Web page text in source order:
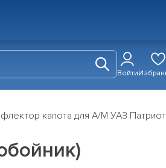
Войти
капота для А/М УАЗ